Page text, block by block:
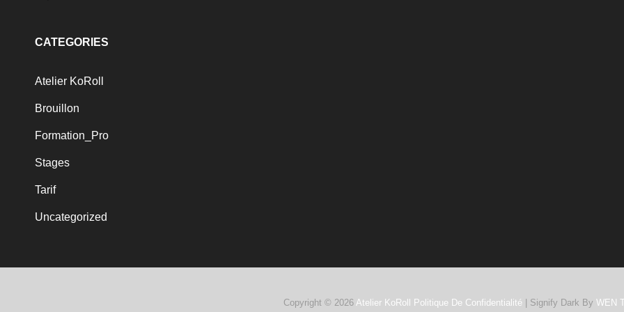
CATEGORIES
Atelier KoRoll
Brouillon
Formation_Pro
Stages
Tarif
Uncategorized
Copyright © 2026 Atelier KoRoll Politique De Confidentialité Signify Dark By WEN